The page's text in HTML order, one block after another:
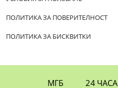
ПОЛИТИКА ЗА ПОВЕРИТЕЛНОСТ
ПОЛИТИКА ЗА БИСКВИТКИ
МГБ 24 ЧАСА